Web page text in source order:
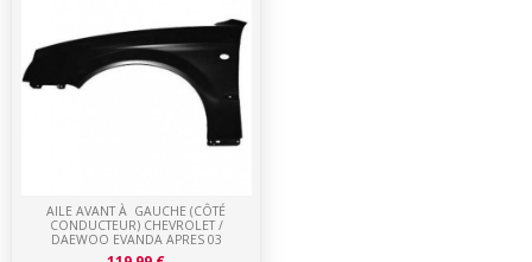
AILE AVANT À GAUCHE (CÔTÉ
CONDUCTEUR) CHEVROLET /
DAEWOO EVANDA APRES 03